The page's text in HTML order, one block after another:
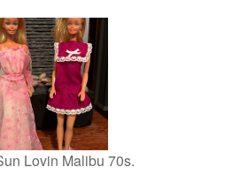
Lovin Malibu 70s.